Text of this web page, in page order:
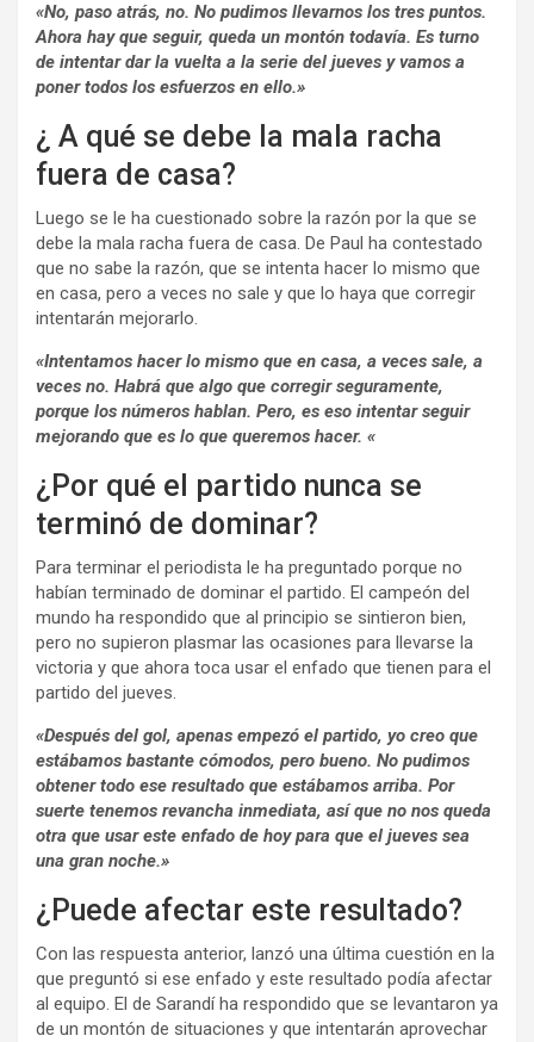
«No, paso atrás, no. No pudimos llevarnos los tres puntos.
Ahora hay que seguir, queda un montón todavía. Es turno
de intentar dar la vuelta a la serie del jueves y vamos a
poner todos los esfuerzos en ello.»
¿ A qué se debe la mala racha
fuera de casa?
Luego se le ha cuestionado sobre la razón por la que se
debe la mala racha fuera de casa. De Paul ha contestado
que no sabe la razón, que se intenta hacer lo mismo que
en casa, pero a veces no sale y que lo haya que corregir
intentarán mejorarlo.
«Intentamos hacer lo mismo que en casa, a veces sale, a
veces no. Habrá que algo que corregir seguramente,
porque los números hablan. Pero, es eso intentar seguir
mejorando que es lo que queremos hacer. «
¿Por qué el partido nunca se
terminó de dominar?
Para terminar el periodista le ha preguntado porque no
habían terminado de dominar el partido. El campeón del
mundo ha respondido que al principio se sintieron bien,
pero no supieron plasmar las ocasiones para llevarse la
victoria y que ahora toca usar el enfado que tienen para el
partido del jueves.
«Después del gol, apenas empezó el partido, yo creo que
estábamos bastante cómodos, pero bueno. No pudimos
obtener todo ese resultado que estábamos arriba. Por
suerte tenemos revancha inmediata, así que no nos queda
otra que usar este enfado de hoy para que el jueves sea
una gran noche.»
¿Puede afectar este resultado?
Con las respuesta anterior, lanzó una última cuestión en la
que preguntó si ese enfado y este resultado podía afectar
al equipo. El de Sarandí ha respondido que se levantaron ya
de un montón de situaciones y que intentarán aprovechar